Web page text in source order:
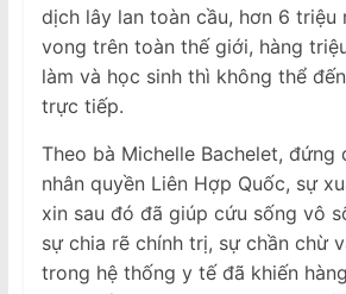
dịch lây lan toàn cầu, hơn 6 triệu
vong trên toàn thế giới, hàng
làm và học sinh thì không thể
trực tiếp.
Theo bà Michelle Bachelet, đứng
nhân quyền Liên Hợp Quốc, sự
xin sau đó đã giúp cứu sống vô
sự chia rẽ chính trị, sự chần chừ
trong hệ thống y tế đã khiến